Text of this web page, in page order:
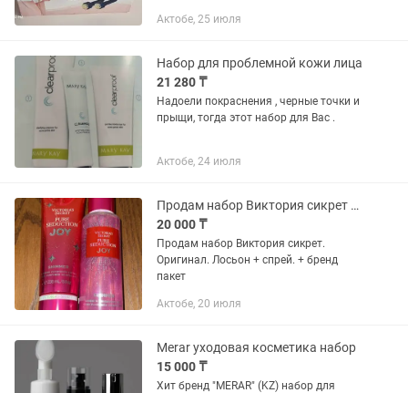
Актобе, 25 июля
Набор для проблемной кожи лица
21 280 ₸
Надоели покраснения , черные точки и
прыщи, тогда этот набор для Вас .
Актобе, 24 июля
Продам набор Виктория сикрет Лосьон + спрей
20 000 ₸
Продам набор Виктория сикрет.
Оригинал. Лосьон + спрей. + бренд
пакет
Актобе, 20 июля
Merar уходовая косметика набор
15 000 ₸
Хит бренд "MERAR" (KZ) набор для